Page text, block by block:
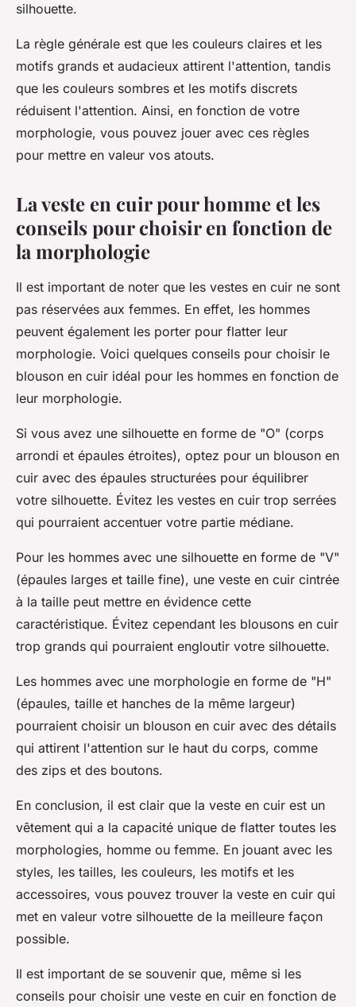
silhouette.
La règle générale est que les couleurs claires et les
motifs grands et audacieux attirent l'attention, tandis
que les couleurs sombres et les motifs discrets
réduisent l'attention. Ainsi, en fonction de votre
morphologie, vous pouvez jouer avec ces règles
pour mettre en valeur vos atouts.
La veste en cuir pour homme et les
conseils pour choisir en fonction de
la morphologie
Il est important de noter que les vestes en cuir ne sont
pas réservées aux femmes. En effet, les hommes
peuvent également les porter pour flatter leur
morphologie. Voici quelques conseils pour choisir le
blouson en cuir idéal pour les hommes en fonction de
leur morphologie.
Si vous avez une silhouette en forme de "O" (corps
arrondi et épaules étroites), optez pour un blouson en
cuir avec des épaules structurées pour équilibrer
votre silhouette. Évitez les vestes en cuir trop serrées
qui pourraient accentuer votre partie médiane.
Pour les hommes avec une silhouette en forme de "V"
(épaules larges et taille fine), une veste en cuir cintrée
à la taille peut mettre en évidence cette
caractéristique. Évitez cependant les blousons en cuir
trop grands qui pourraient engloutir votre silhouette.
Les hommes avec une morphologie en forme de "H"
(épaules, taille et hanches de la même largeur)
pourraient choisir un blouson en cuir avec des détails
qui attirent l'attention sur le haut du corps, comme
des zips et des boutons.
En conclusion, il est clair que la veste en cuir est un
vêtement qui a la capacité unique de flatter toutes les
morphologies, homme ou femme. En jouant avec les
styles, les tailles, les couleurs, les motifs et les
accessoires, vous pouvez trouver la veste en cuir qui
met en valeur votre silhouette de la meilleure façon
possible.
Il est important de se souvenir que, même si les
conseils pour choisir une veste en cuir en fonction de